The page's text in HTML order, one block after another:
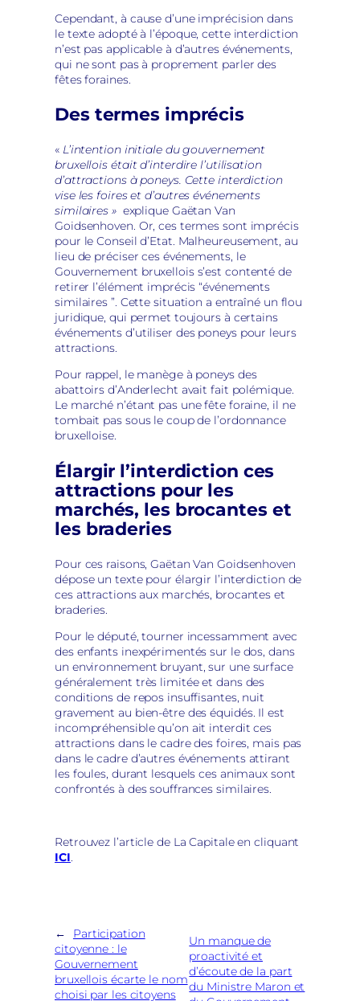
Cependant, à cause d’une imprécision dans
le texte adopté à l’époque, cette interdiction
n’est pas applicable à d’autres événements,
qui ne sont pas à proprement parler des
fêtes foraines.
Des termes imprécis
« L’intention initiale du gouvernement
bruxellois était d’interdire l’utilisation
d’attractions à poneys. Cette interdiction
vise les foires et d’autres événements
similaires »explique Gaëtan Van
Goidsenhoven. Or, ces termes sont imprécis
pour le Conseil d’Etat. Malheureusement, au
lieu de préciser ces événements, le
Gouvernement bruxellois s’est contenté de
retirer l’élément imprécis “événements
similaires ”. Cette situation a entraîné un flou
juridique, qui permet toujours à certains
événements d’utiliser des poneys pour leurs
attractions.
Pour rappel, le manège à poneys des
abattoirs d’Anderlecht avait fait polémique.
Le marché n’étant pas une fête foraine, il ne
tombait pas sous le coup de l’ordonnance
bruxelloise.
Élargir l’interdiction ces
attractions pour les
marchés, les brocantes et
les braderies
Pour ces raisons, Gaëtan Van Goidsenhoven
dépose un texte pour élargir l’interdiction de
ces attractions aux marchés, brocantes et
braderies.
Pour le député, tourner incessamment avec
des enfants inexpérimentés sur le dos, dans
un environnement bruyant, sur une surface
généralement très limitée et dans des
conditions de repos insuffisantes, nuit
gravement au bien-être des équidés. Il est
incompréhensible qu’on ait interdit ces
attractions dans le cadre des foires, mais pas
dans le cadre d’autres événements attirant
les foules, durant lesquels ces animaux sont
confrontés à des souffrances similaires.
Retrouvez l’article de La Capitale en cliquant
ICI.
←
Participation
citoyenne : le
Gouvernement
bruxellois écarte le nom
choisi par les citoyens
Un manque de
proactivité et
d’écoute de la part
du Ministre Maron et